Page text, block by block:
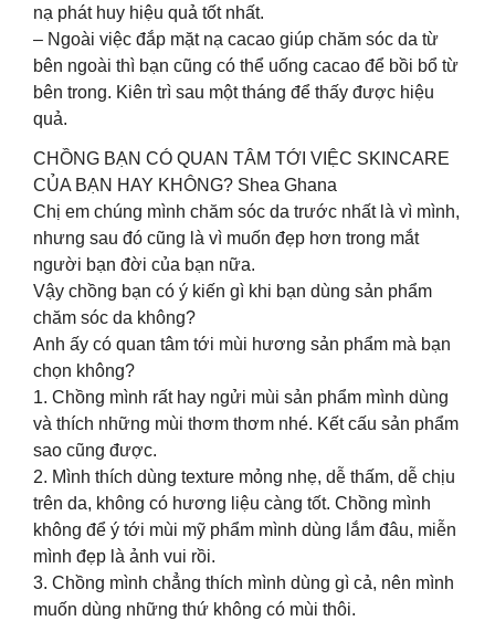
nạ phát huy hiệu quả tốt nhất.
– Ngoài việc đắp mặt nạ cacao giúp chăm sóc da từ
bên ngoài thì bạn cũng có thể uống cacao để bồi bổ từ
bên trong. Kiên trì sau một tháng để thấy được hiệu
quả.
CHỒNG BẠN CÓ QUAN TÂM TỚI VIỆC SKINCARE
CỦA BẠN HAY KHÔNG? Shea Ghana
Chị em chúng mình chăm sóc da trước nhất là vì mình,
nhưng sau đó cũng là vì muốn đẹp hơn trong mắt
người bạn đời của bạn nữa.
Vậy chồng bạn có ý kiến gì khi bạn dùng sản phẩm
chăm sóc da không?
Anh ấy có quan tâm tới mùi hương sản phẩm mà bạn
chọn không?
1. Chồng mình rất hay ngửi mùi sản phẩm mình dùng
và thích những mùi thơm thơm nhé. Kết cấu sản phẩm
sao cũng được.
2. Mình thích dùng texture mỏng nhẹ, dễ thấm, dễ chịu
trên da, không có hương liệu càng tốt. Chồng mình
không để ý tới mùi mỹ phẩm mình dùng lắm đâu, miễn
mình đẹp là ảnh vui rồi.
3. Chồng mình chẳng thích mình dùng gì cả, nên mình
muốn dùng những thứ không có mùi thôi.